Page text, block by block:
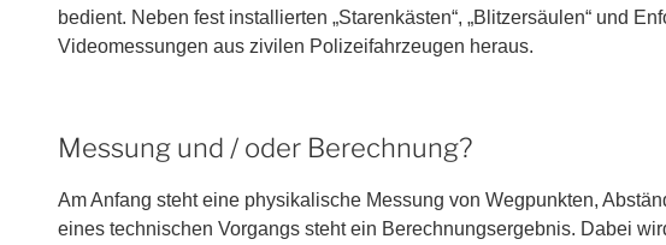
bedient. Neben fest installierten „Starenkästen“, „Blitzersäulen“ und
Videomessungen aus zivilen Polizeifahrzeugen heraus.
Messung und / oder Berechnung?
Am Anfang steht eine physikalische Messung von Wegpunkten,
eines technischen Vorgangs steht ein Berechnungsergebnis. Dabei